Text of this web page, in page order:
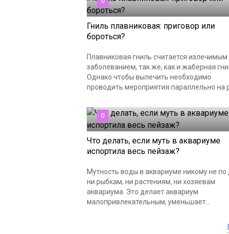
Гниль плавниковая: приговор или
бороться?
Плавниковая гниль считается излечимым
заболеванием, так же, как и жаберная
Однако чтобы вылечить необходимо
проводить мероприятия параллельно на
0
Что делать, если муть в аквариуме
испортила весь пейзаж?
Мутность воды в аквариуме никому не по
ни рыбкам, ни растениям, ни хозяевам
аквариума. Это делает аквариум
малопривлекательным, уменьшает...